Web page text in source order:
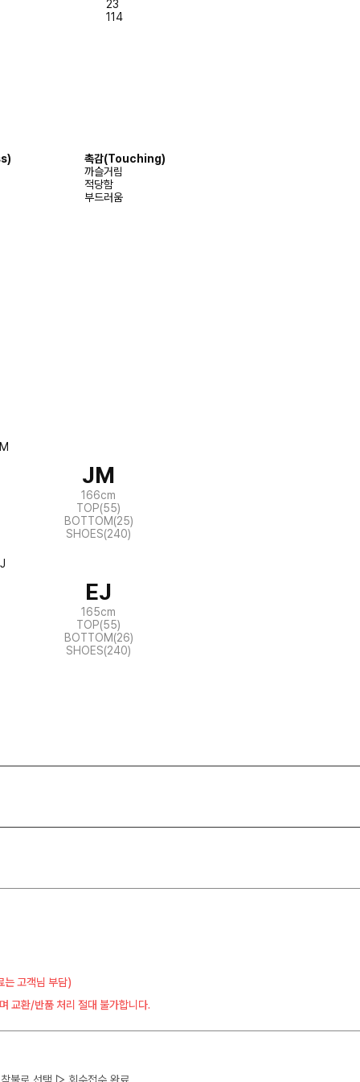
23
114
촉감(Touching)
까슬거림
적당함
부드러움
JM
166cm
TOP(55)
BOTTOM(25)
SHOES(240)
EJ
165cm
TOP(55)
BOTTOM(26)
SHOES(240)
고객님 부담)
교환/반품 처리 절대 불가합니다.